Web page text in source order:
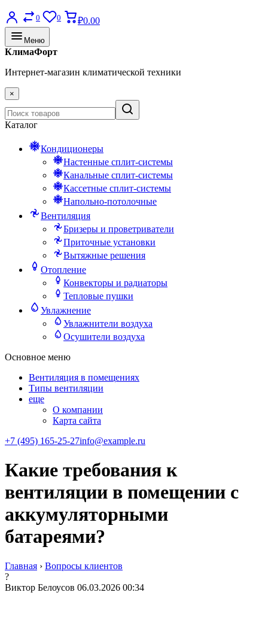
0 0 ₽0.00
Меню
КлимаФорт
Интернет-магазин климатической техники
×
Каталог
Кондиционеры
Настенные сплит-системы
Канальные сплит-системы
Кассетные сплит-системы
Напольно-потолочные
Вентиляция
Бризеры и проветриватели
Приточные установки
Вытяжные решения
Отопление
Конвекторы и радиаторы
Тепловые пушки
Увлажнение
Увлажнители воздуха
Осушители воздуха
Основное меню
Вентиляция в помещениях
Типы вентиляции
еще
О компании
Карта сайта
+7 (495) 165-25-27info@example.ru
Какие требования к
вентиляции в помещении с
аккумуляторными
батареями?
Главная › Вопросы клиентов
?
Виктор Белоусов 06.03.2026 00:34